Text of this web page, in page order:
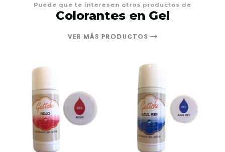
Puede que te interesen otros productos de
Colorantes en Gel
VER MÁS PRODUCTOS